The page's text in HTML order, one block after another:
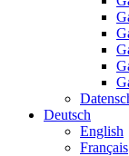
Deutsch
English
Français